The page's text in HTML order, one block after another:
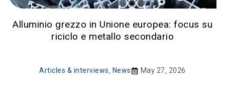
Alluminio grezzo in Unione europea: focus su
riciclo e metallo secondario
Articles & interviews News May 27, 2026